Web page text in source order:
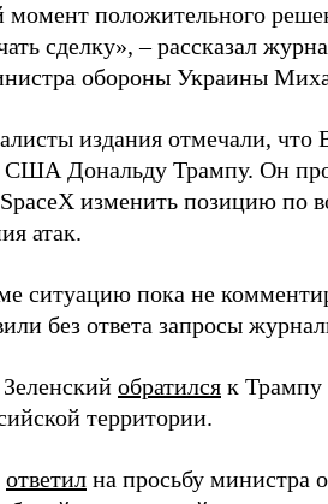
положительного
сделку», – рассказал
обороны Украины
издания отмечали,
США Дональду Трампу. Он
изменить позицию по
атак.
ситуацию пока не
без ответа запросы
обратился к Трампу
территории.
ответил на просьбу министра